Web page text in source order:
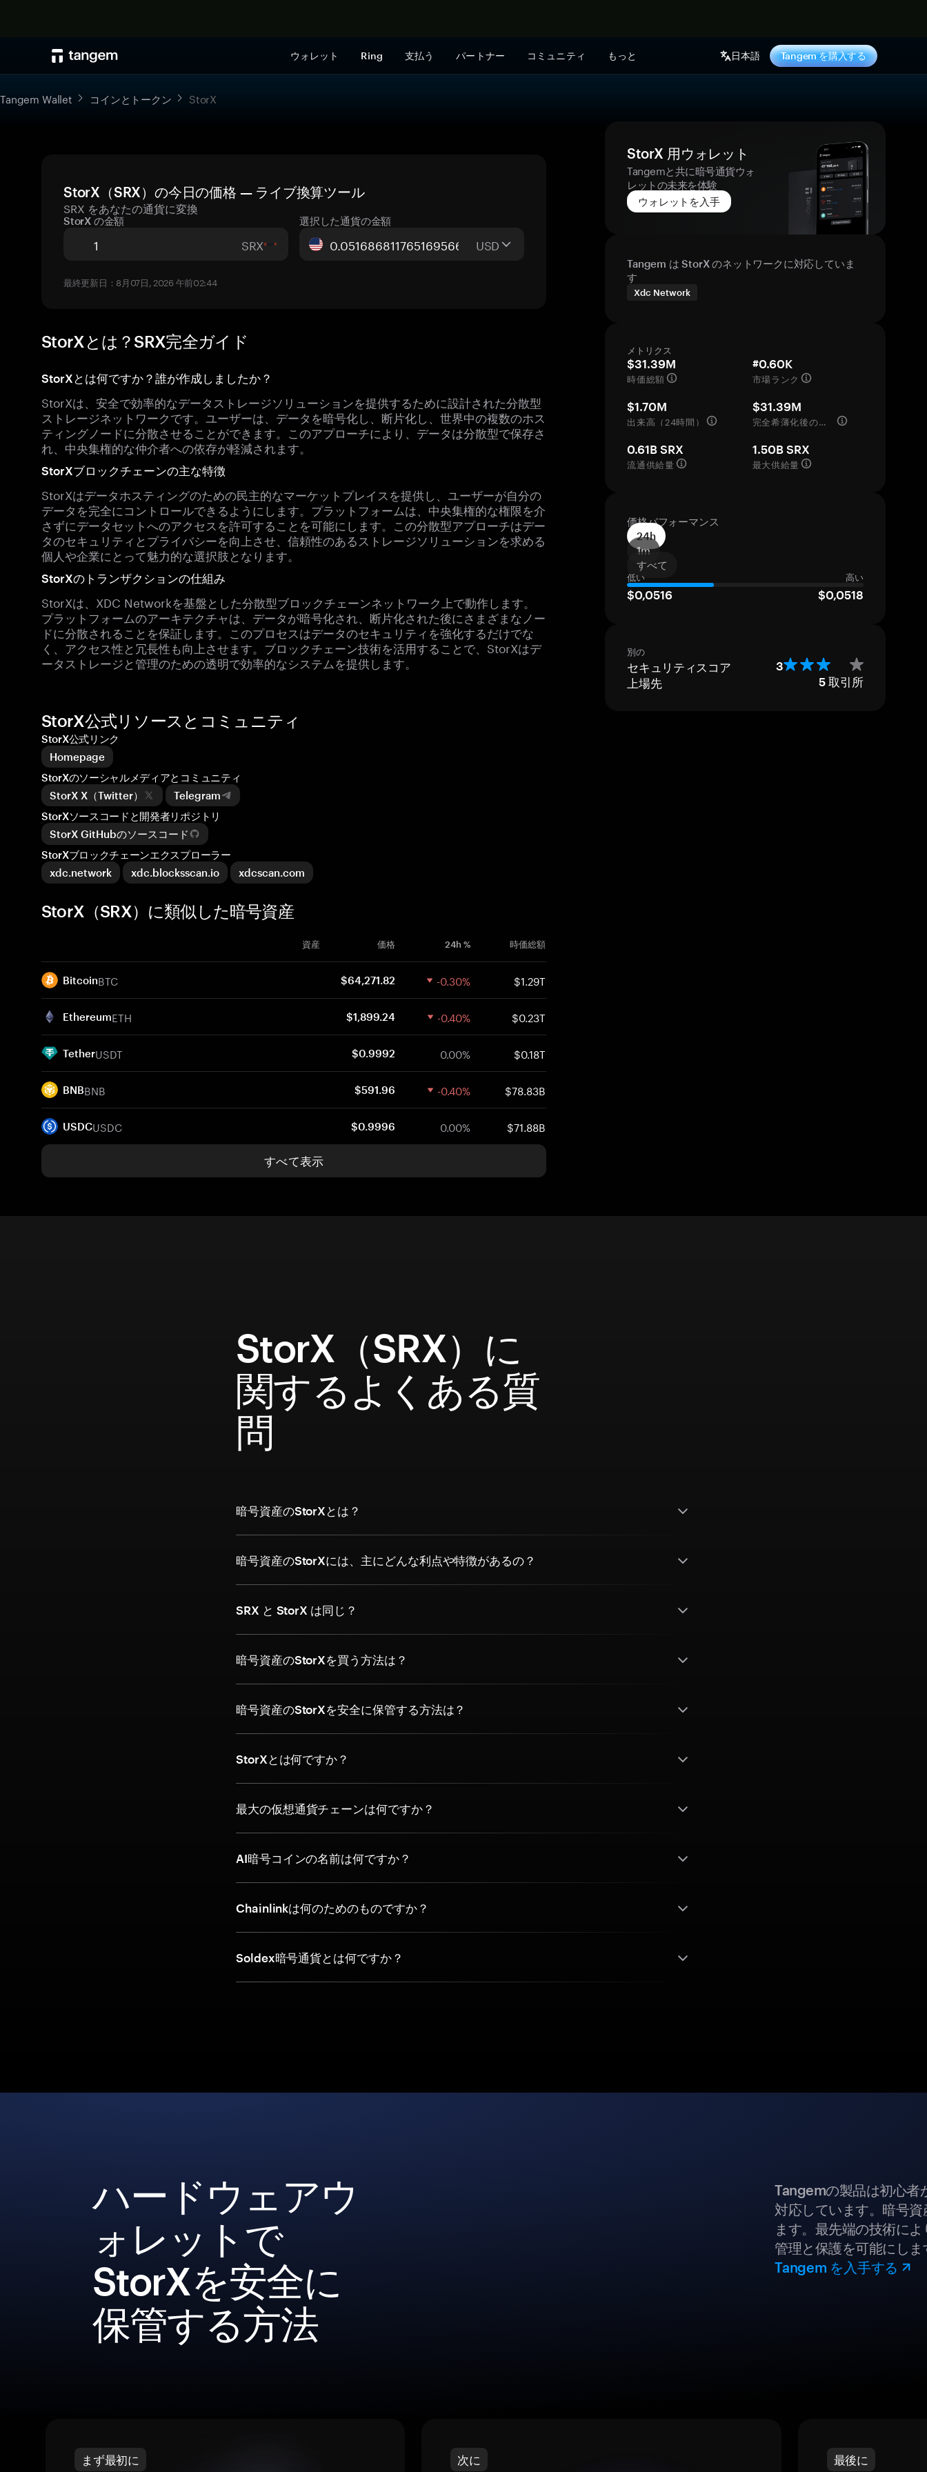
ウォレット Ring 支払う パートナー コミュニティ もっと 日本語 Tangem を購入する
Tangem Wallet コインとトークン StorX
StorX（SRX）の今日の価格 — ライブ換算ツール
SRX をあなたの通貨に変換
StorX の金額
SRX
選択した通貨の金額
USD
最終更新日：8月07日, 2026 午前02:44
StorXとは？SRX完全ガイド
StorXとは何ですか？誰が作成しましたか？
StorXは、安全で効率的なデータストレージソリューションを提供するために設計された分散型
ストレージネットワークです。ユーザーは、データを暗号化し、断片化し、世界中の複数のホス
ティングノードに分散させることができます。このアプローチにより、データは分散型で保存さ
れ、中央集権的な仲介者への依存が軽減されます。
StorXブロックチェーンの主な特徴
StorXはデータホスティングのための民主的なマーケットプレイスを提供し、ユーザーが自分の
データを完全にコントロールできるようにします。プラットフォームは、中央集権的な権限を介
さずにデータセットへのアクセスを許可することを可能にします。この分散型アプローチはデー
タのセキュリティとプライバシーを向上させ、信頼性のあるストレージソリューションを求める
個人や企業にとって魅力的な選択肢となります。
StorXのトランザクションの仕組み
StorXは、XDC Networkを基盤とした分散型ブロックチェーンネットワーク上で動作します。
プラットフォームのアーキテクチャは、データが暗号化され、断片化された後にさまざまなノー
ドに分散されることを保証します。このプロセスはデータのセキュリティを強化するだけでな
く、アクセス性と冗長性も向上させます。ブロックチェーン技術を活用することで、StorXはデ
ータストレージと管理のための透明で効率的なシステムを提供します。
StorX 用ウォレット
Tangemと共に暗号通貨ウォ
レットの未来を体験
ウォレットを入手
Tangem は StorX のネットワークに対応していま
す
Xdc Network
メトリクス
$31.39M
時価総額
#0.60K
市場ランク
$1.70M
出来高（24時間）
$31.39M
完全希薄化後の評価額
0.61B SRX
流通供給量
1.50B SRX
最大供給量
価格パフォーマンス
24h
1m
すべて
低い 高い
$0,0516 $0,0518
別の
セキュリティスコア 3
上場先 5 取引所
StorX公式リソースとコミュニティ
StorX公式リンク
Homepage
StorXのソーシャルメディアとコミュニティ
StorX X（Twitter）
Telegram
StorXソースコードと開発者リポジトリ
StorX GitHubのソースコード
StorXブロックチェーンエクスプローラー
xdc.network
xdc.blocksscan.io xdcscan.com
StorX（SRX）に類似した暗号資産
資産 価格 24h % 時価総額
BitcoinBTC $64,271.82 -0.30% $1.29T
EthereumETH $1,899.24 -0.40% $0.23T
TetherUSDT $0.9992 0.00% $0.18T
BNBBNB $591.96 -0.40% $78.83B
USDCUSDC $0.9996 0.00% $71.88B
すべて表示
StorX（SRX）に
関するよくある質
問
暗号資産のStorXとは？
暗号資産のStorXには、主にどんな利点や特徴があるの？
SRX と StorX は同じ？
暗号資産のStorXを買う方法は？
暗号資産のStorXを安全に保管する方法は？
StorXとは何ですか？
最大の仮想通貨チェーンは何ですか？
AI暗号コインの名前は何ですか？
Chainlinkは何のためのものですか？
Soldex暗号通貨とは何ですか？
ハードウェアウ
ォレットで
StorXを安全に
保管する方法
Tangemの製品は初心者
対応しています。暗号
ます。最先端の技術に
管理と保護を可能にしま
Tangem を入手する
まず最初に 次に 最後に